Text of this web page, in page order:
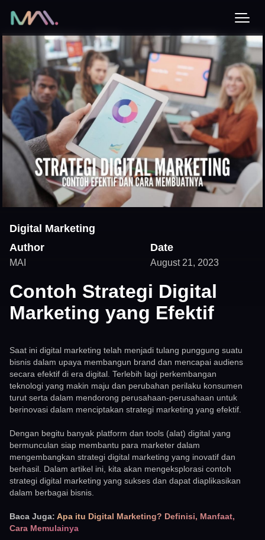
Digital Marketing
Author
MAI
Date
August 21, 2023
Contoh Strategi Digital
Marketing yang Efektif
Saat ini digital marketing telah menjadi tulang punggung suatu
bisnis dalam upaya membangun brand dan mencapai audiens
secara efektif di era digital. Terlebih lagi perkembangan
teknologi yang makin maju dan perubahan perilaku konsumen
turut serta dalam mendorong perusahaan-perusahaan untuk
berinovasi dalam menciptakan strategi marketing yang efektif.
Dengan begitu banyak platform dan tools (alat) digital yang
bermunculan siap membantu para marketer dalam
mengembangkan strategi digital marketing yang inovatif dan
berhasil. Dalam artikel ini, kita akan mengeksplorasi contoh
strategi digital marketing yang sukses dan dapat diaplikasikan
dalam berbagai bisnis.
Baca Juga: Apa itu Digital Marketing? Definisi, Manfaat,
Cara Memulainya